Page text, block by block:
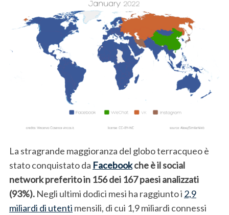
La stragrande maggioranza del globo terracqueo è
stato conquistato da Facebookche è il social
network preferitoin 156 dei 167 paesi analizzati
(93%).Negli ultimi dodici mesi ha raggiunto i 2,9
miliardi di utenti mensili, di cui 1,9 miliardi connessi